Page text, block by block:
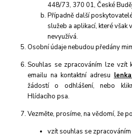
448/73, 370 01, České
Případně další
služeb a aplikací, které
nevyužívá.
Osobní údajenebudou předány
Souhlas se zpracováním lze vzít
emailu na kontaktní adresu
žádostí o odhlášení, nebo
Hlídacího psa.
Vezměte, prosíme, na vědomí, že
vzít souhlas se